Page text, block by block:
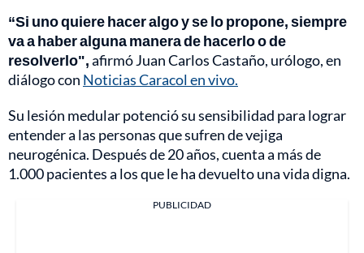
“Si uno quiere hacer algo y se lo propone, siempre
va a haber alguna manera de hacerlo o de
resolverlo",afirmó Juan Carlos Castaño, urólogo, en
diálogo con Noticias Caracol en vivo.
Su lesión medular potenció su sensibilidad para lograr
entender a las personas que sufren de vejiga
neurogénica. Después de 20 años, cuenta a más de
1.000 pacientes a los que le ha devuelto una vida digna.
PUBLICIDAD